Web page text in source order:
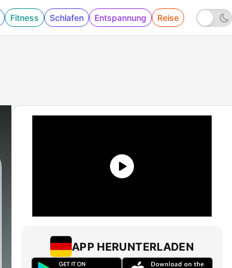
Fitness Schlafen Entspannung Reise
APP HERUNTERLADEN